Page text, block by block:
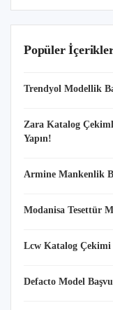
Popüler
Trendyol Modellik
Zara Katalog
Yapın!
Armine Mankenlik
Modanisa Tesettür
Lcw Katalog Çekimi
Defacto Model